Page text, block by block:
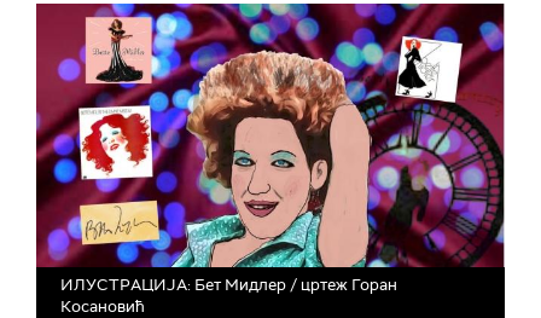
ИЛУСТРАЦИЈА: Бет Мидлер / цртеж Горан
Косановић